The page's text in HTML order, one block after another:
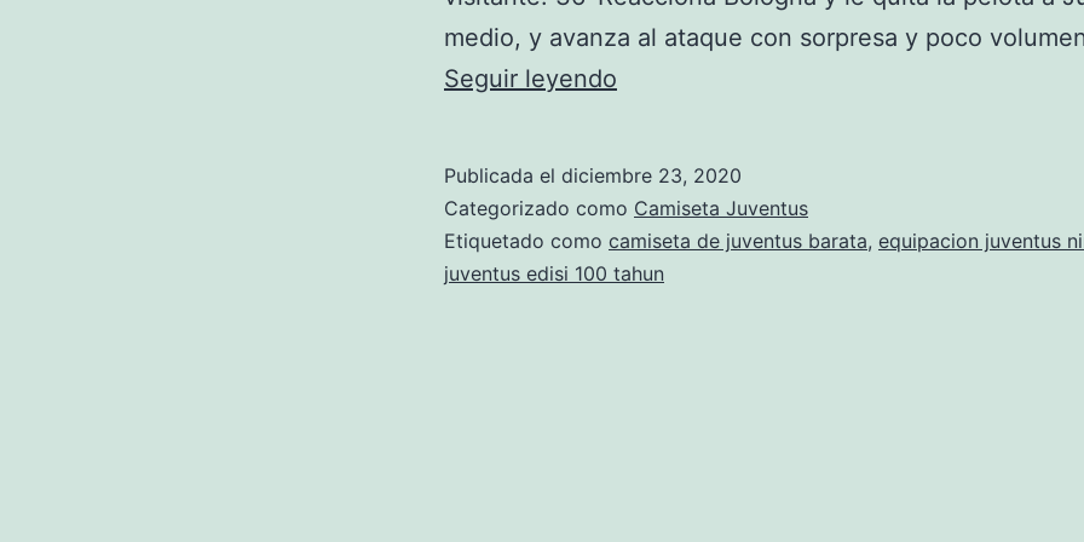
medio, y avanza al ataque con sorpresa y poco
Seguir leyendo
equipacion
2019
Publicada el diciembre 23, 2020
Categorizado como Camiseta Juventus
Etiquetado como camiseta de juventus barata, equipacion juventus
juventus edisi 100 tahun